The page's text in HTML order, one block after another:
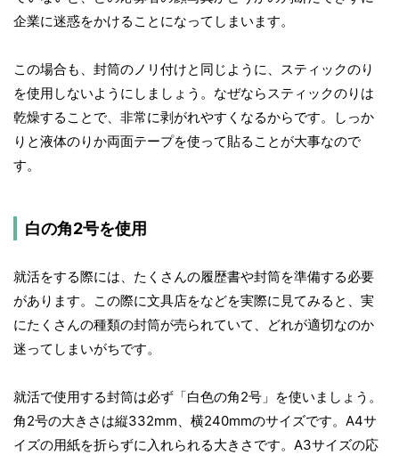
企業に迷惑をかけることになってしまいます。
この場合も、封筒のノリ付けと同じように、スティックのり
を使用しないようにしましょう。なぜならスティックのりは
乾燥することで、非常に剥がれやすくなるからです。しっか
りと液体のりか両面テープを使って貼ることが大事なので
す。
白の角2号を使用
就活をする際には、たくさんの履歴書や封筒を準備する必要
があります。この際に文具店をなどを実際に見てみると、実
にたくさんの種類の封筒が売られていて、どれが適切なのか
迷ってしまいがちです。
就活で使用する封筒は必ず「白色の角2号」を使いましょう。
角2号の大きさは縦332mm、横240mmのサイズです。A4サ
イズの用紙を折らずに入れられる大きさです。A3サイズの応